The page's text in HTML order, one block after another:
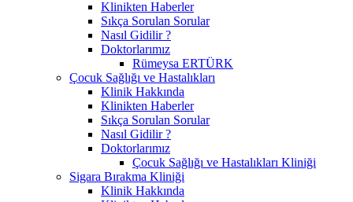
Klinikten Haberler
Sıkça Sorulan Sorular
Nasıl Gidilir ?
Doktorlarımız
Rümeysa ERTÜRK
Çocuk Sağlığı ve Hastalıkları
Klinik Hakkında
Klinikten Haberler
Sıkça Sorulan Sorular
Nasıl Gidilir ?
Doktorlarımız
Çocuk Sağlığı ve Hastalıkları Kliniği
Sigara Bırakma Kliniği
Klinik Hakkında